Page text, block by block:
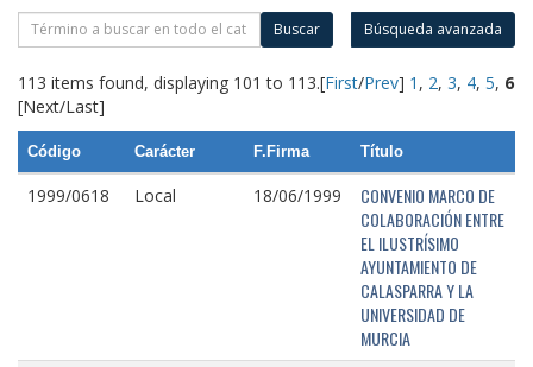
Buscar Búsqueda avanzada
113 items found, displaying 101 to 113.[First/Prev] 1 , 2, 3, 4, 5, 6
[Next/Last]
Código Carácter F.Firma Título
1999/0618 Local 18/06/1999
CONVENIO MARCO DE
COLABORACIÓN ENTRE
EL ILUSTRÍSIMO
AYUNTAMIENTO DE
CALASPARRA Y LA
UNIVERSIDAD DE
MURCIA